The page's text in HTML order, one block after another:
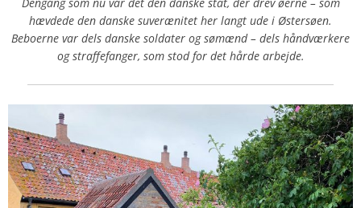
Dengang som nu var det den danske stat, der drev øerne – som
hævdede den danske suverænitet her langt ude i Østersøen.
Beboerne var dels danske soldater og sømænd – dels håndværkere
og straffefanger, som stod for det hårde arbejde.